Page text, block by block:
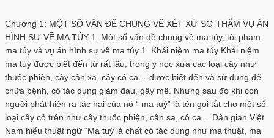
Chương 1: MỘT SỐ VẤN ĐỀ CHUNG VỀ XÉT XỬ SƠ THẨM VỤ ÁN
HÌNH SỰ VỀ MA TÚY 1. Một số vấn đề chung về ma túy, tội phạm
ma túy và vụ án hình sự về ma túy 1. Khái niệm ma túy Khái niệm
ma tuý được biết đến từ rất lâu, trong y học xưa các loại cây như
thuốc phiện, cây cần xa, cây cô ca… được biết đến và sử dụng để
chữa bệnh, có tác dụng giảm đau, gây mê. Nhưng sau đó khi con
người phát hiện ra tác hại của nó “ ma tuý” là tên gọi tắt cho một số
loại cây cỏ trên như cây thuốc phiện, cần sa, cô ca… Dân gian Việt
Nam hiểu thuật ngữ “Ma tuý là chất có tác dụng như ma thuật, ma